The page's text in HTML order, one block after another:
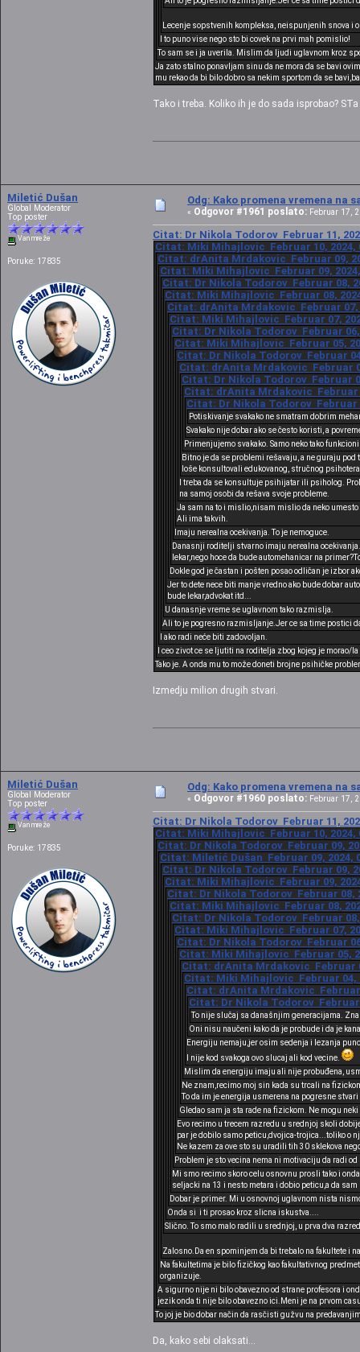
Lecenje sopstvenih kompleksa, neispunjenih snova
I to puno vise nego sto bi covek na prvi mah pomislio!
To sam se i ja uverila. Mislim da ljudi uglavnom kroz
Ja zato stalno ponavljam sinu da ne mora da se bavi
mu rekao da bi bilo dobro sa nekim sportom da se
Tako i treba. Koliko ih je do sada isprobao?
Miletić Dušan
Global Moderator
Top poster
Van mreže
Poruke: 17835
Odg: Kako promena vremena na
« Odgovor #1961 poslato: Februar 17,
Citat: Dr Nikola Todorov Februar 11,
Citat: Miki Mihajlovic Februar 10, 2024,
Citat: drAnita Mrdakovic Februar 09,
Citat: Miki Mihajlovic Februar 09, 2024,
Citat: Dr Nikola Todorov Februar 08,
Citat: Miki Mihajlovic Februar 08,
Citat: drAnita Mrdakovic Februar 07,
Citat: Miki Mihajlovic Februar 07,
Citat: Dr Nikola Todorov Februar 06,
Citat: Miki Mihajlovic Februar 05,
Citat: Dr Nikola Todorov Februar
Citat: drAnita Mrdakovic Februar
Citat: Dr Nikola Todorov Februar
Citat: drAnita Mrdakovic Februar
Citat: Dr Nikola Todorov Februar
Potiskivanje svakako ne smatram dobrim
Svakako nije dobar ako se često koristi, a
Primenjujemo svakako. Samo neko tako
Bitno je da se problemi rešavaju, a ne guraju
loše konsultovali edukovanog, stručnog
I treba da se konsultuje psihijatar ili psiholog.
na samoj osobi da rešava svoje probleme.
Ja sam na to i mislio,nisam mislio da neko
Ali ima takvih.
Imaju nerealna ocekivanja. To je nemoguce.
Danasnji roditelji stvarno imaju nerealna
lekar,nego hoce da bude automehanicar na
Dokle god je častan i pošten posao odličan je izbor
Jer to dete nece biti manje vredno ako bude dobar
bude lekar,advokat itd...
U danasnje vreme se uglavnom tako razmislja.
Ali to je pogresno razmisljanje.Jer ce sa time postici
I ako radi neće biti zadovoljan.
I ceo zivot ce se ljutiti na roditelja zbog kojeg je morao/
Tako je. A onda mu to može doneti brojne psihičke
Izmedju milion drugih stvari.
Miletić Dušan
Global Moderator
Top poster
Van mreže
Poruke: 17835
Odg: Kako promena vremena na
« Odgovor #1960 poslato: Februar 17,
Citat: Dr Nikola Todorov Februar 11,
Citat: Miki Mihajlovic Februar 10, 2024,
Citat: Dr Nikola Todorov Februar 09,
Citat: Miletić Dušan Februar 09, 2024,
Citat: Dr Nikola Todorov Februar 09,
Citat: Miki Mihajlovic Februar 09,
Citat: Dr Nikola Todorov Februar 08,
Citat: Miki Mihajlovic Februar 08,
Citat: Dr Nikola Todorov Februar 08,
Citat: Miki Mihajlovic Februar 07,
Citat: Dr Nikola Todorov Februar
Citat: Miki Mihajlovic Februar 05,
Citat: drAnita Mrdakovic Februar
Citat: Miki Mihajlovic Februar 04,
Citat: drAnita Mrdakovic Februar
Citat: Dr Nikola Todorov Februar
To nije slučaj sa današnjim generacijama.
Oni nisu naučeni kako da je probude i da je
Energiju nemaju,jer osim sedenja i lezanja
I nije kod svakoga ovo slucaj ali kod vecine.
Mislim da energiju imaju ali nije probuđena,
Ne znam,recimo moj sin kada su trcali na
To da im je energija usmerena na pogresne
Gledao sam ja sta rade na fizickom. Ne mogu
Evo recimo u trecem razredu u srednjoj skoli
par je dobilo samo peticu,dvojica-trojica...toliko o
Ne kazem za ove sto su uradili tih 30 sklekova
Problem je sto vecina nema ni motivaciju da radi
Mi smo recimo skoro celu osnovnu prosli tako i
seljacki na 13 i nesto metara i dobio peticu,a da
Dobar je primer. Mi u osnovnoj uglavnom nista
Onda si i ti prosao kroz slicna iskustva....
Slično. To smo malo radili u srednjoj, u prva dva
Zalosno.Da en spominjem da bi trebalo na fakultete i
Na fakultetima je bilo fizičkog kao fakultativnog
organizuje.
A sigurno nije ni bilo obavezno od strane profesora i
jezik onda ti nije bilo obavezno ici.Meni je na prvom
To joj je bio dobar način da rasčisti gužvu na
Da, kako sebi olaksati...